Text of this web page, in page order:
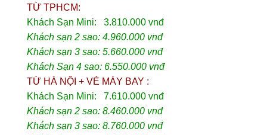
TỪ TPHCM:
Khách Sạn Mini: 3.810.000 vnđ
Khách sạn 2 sao: 4.960.000 vnđ
Khách sạn 3 sao: 5.660.000 vnđ
Khách Sạn 4 sao: 6.550.000 vnđ
TỪ HÀ NỘI + VÉ MÁY BAY :
Khách Sạn Mini: 7.610.000 vnđ
Khách sạn 2 sao: 8.460.000 vnđ
Khách sạn 3 sao: 8.760.000 vnđ